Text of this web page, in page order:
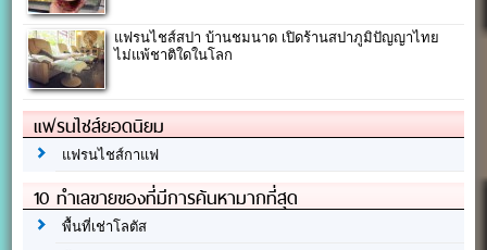
แฟรนไชส์สปา บ้านชมนาด เปิดร้านสปาภูมิปัญญาไทย
ไม่แพ้ชาติใดในโลก
แฟรนไชส์ยอดนิยม
แฟรนไชส์กาแฟ
10 ทำเลขายของที่มีการค้นหามากที่สุด
พื้นที่เช่าโลตัส